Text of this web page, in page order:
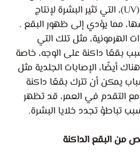
المفرط لأشعة الشمس الضارة (UV)، التي تثير البشرة لإنتاج
مما يؤدي إلى ظهور البقع .
الهرمونية، مثل تلك التي
بقعًا داكنة على الوجه، خاصة
أيضًا، الإصابات الجلدية مثل
يمكن أن تترك بقعًا داكنة
التقدم في العمر، قد تظهر
تباطؤ تجدد خلايا البشرة.